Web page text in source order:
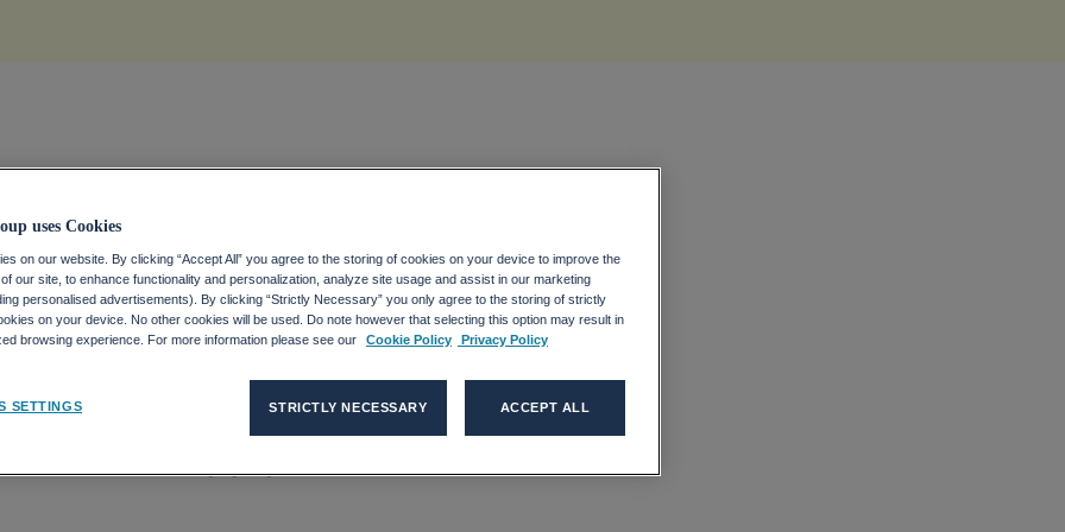
mit
deutlichsten zurückgegangen
uses Cookies
on our website. By clicking “Accept All” you agree to the storing of cookies on your device to improve the
our site, to enhance functionality and personalization, analyze site usage and assist in our marketing
personalised advertisements). By clicking “Strictly Necessary” you only agree to the storing of strictly
on your device. No other cookies will be used. Do note however that selecting this option may result in
browsing experience. For more information please see our
Cookie Policy Privacy Policy
SETTINGS STRICTLY NECESSARY ACCEPT ALL